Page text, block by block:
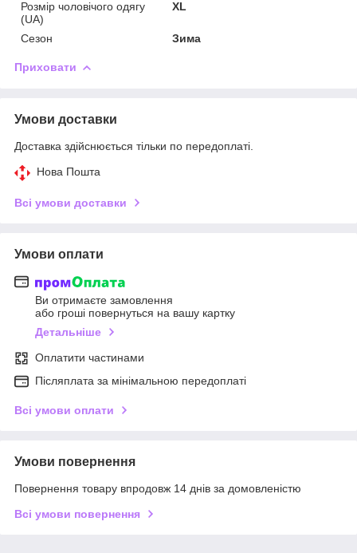
Розмір чоловічого одягу
(UA)
XL
Сезон Зима
Приховати
Умови доставки
Доставка здійснюється тільки по передоплаті.
Нова Пошта
Всі умови доставки
Умови оплати
Ви отримаєте замовлення
або гроші повернуться на вашу картку
Детальніше
Оплатити частинами
Післяплата за мінімальною передоплаті
Всі умови оплати
Умови повернення
Повернення товару впродовж 14 днів за домовленістю
Всі умови повернення